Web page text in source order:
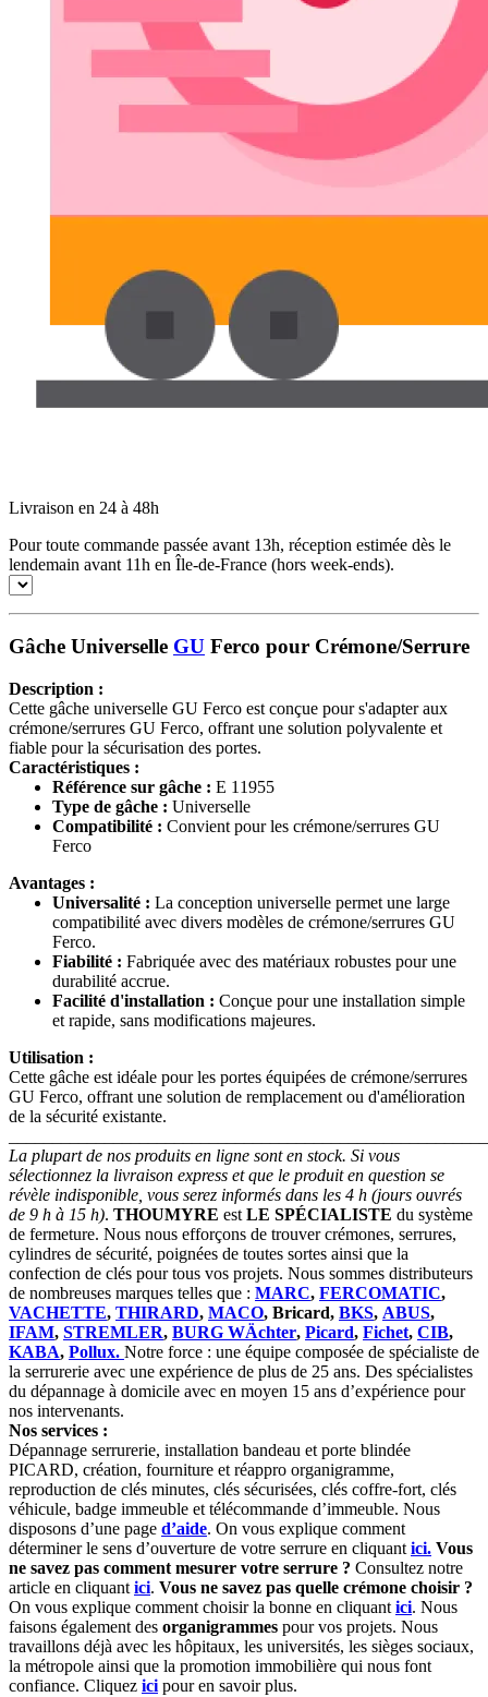
Livraison en 24 à 48h
Pour toute commande passée avant 13h, réception estimée dès le
lendemain avant 11h en Île-de-France (hors week-ends).
Gâche Universelle GU Ferco pour Crémone/Serrure
Description :
Cette gâche universelle GU Ferco est conçue pour s'adapter aux
crémone/serrures GU Ferco, offrant une solution polyvalente et
fiable pour la sécurisation des portes.
Caractéristiques :
Référence sur gâche : E 11955
Type de gâche : Universelle
Compatibilité : Convient pour les crémone/serrures GU
Ferco
Avantages :
Universalité : La conception universelle permet une large
compatibilité avec divers modèles de crémone/serrures GU
Ferco.
Fiabilité : Fabriquée avec des matériaux robustes pour une
durabilité accrue.
Facilité d'installation : Conçue pour une installation simple
et rapide, sans modifications majeures.
Utilisation :
Cette gâche est idéale pour les portes équipées de crémone/serrures
GU Ferco, offrant une solution de remplacement ou d'amélioration
de la sécurité existante.
La plupart de nos produits en ligne sont en stock. Si vous
sélectionnez la livraison express et que le produit en question se
révèle indisponible, vous serez informés dans les 4 h (jours ouvrés
de 9 h à 15 h). THOUMYRE est LE SPÉCIALISTE du système
de fermeture. Nous nous efforçons de trouver crémones, serrures,
cylindres de sécurité, poignées de toutes sortes ainsi que la
confection de clés pour tous vos projets. Nous sommes distributeurs
de nombreuses marques telles que : MARC, FERCOMATIC,
VACHETTE, THIRARD, MACO, Bricard, BKS, ABUS,
IFAM, STREMLER, BURG WÄchter, Picard, Fichet, CIB,
KABA, Pollux. Notre force : une équipe composée de spécialiste de
la serrurerie avec une expérience de plus de 25 ans. Des spécialistes
du dépannage à domicile avec en moyen 15 ans d’expérience pour
nos intervenants.
Nos services :
Dépannage serrurerie, installation bandeau et porte blindée
PICARD, création, fourniture et réappro organigramme,
reproduction de clés minutes, clés sécurisées, clés coffre-fort, clés
véhicule, badge immeuble et télécommande d’immeuble. Nous
disposons d’une page d’aide. On vous explique comment
déterminer le sens d’ouverture de votre serrure en cliquant ici. Vous
ne savez pas comment mesurer votre serrure ? Consultez notre
article en cliquant ici. Vous ne savez pas quelle crémone choisir ?
On vous explique comment choisir la bonne en cliquant ici. Nous
faisons également des organigrammes pour vos projets. Nous
travaillons déjà avec les hôpitaux, les universités, les sièges sociaux,
la métropole ainsi que la promotion immobilière qui nous font
confiance. Cliquez ici pour en savoir plus.